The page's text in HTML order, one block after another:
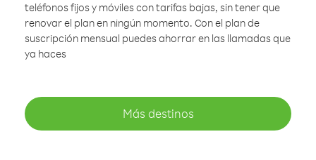
teléfonos fijos y móviles con tarifas bajas, sin tener que
renovar el plan en ningún momento. Con el plan de
suscripción mensual puedes ahorrar en las llamadas que
ya haces
Más destinos